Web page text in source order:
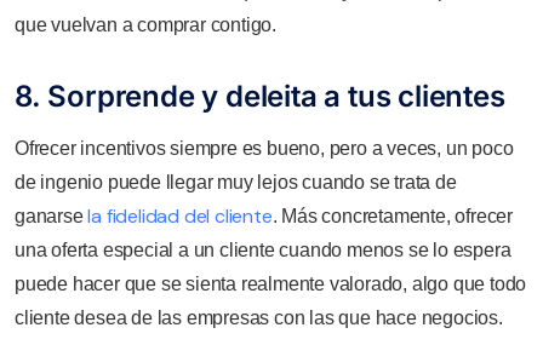
que vuelvan a comprar contigo.
8. Sorprende y deleita a tus clientes
Ofrecer incentivos siempre es bueno, pero a veces, un poco
de ingenio puede llegar muy lejos cuando se trata de
ganarsela fidelidad del cliente. Más concretamente, ofrecer
una oferta especial a un cliente cuando menos se lo espera
puede hacer que se sienta realmente valorado, algo que todo
cliente desea de las empresas con las que hace negocios.